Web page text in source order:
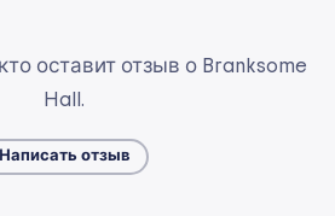
оставит отзыв о Branksome
Hall.
Написать отзыв